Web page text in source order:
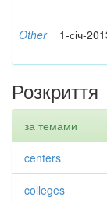
Other 1-січ-
Розкриття
за темами
centers
colleges